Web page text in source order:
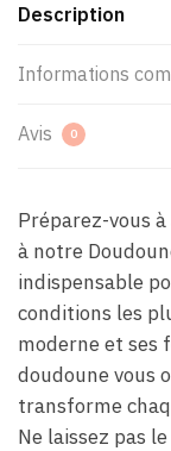
Description
Informations
Avis 0
Préparez-vous
à notre
indispensable
conditions les
moderne et ses
doudoune vous
transforme
Ne laissez pas